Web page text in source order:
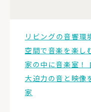
リビングの音響環
空間で音楽を楽し
家の中に音楽室！
大迫力の音と映像
家